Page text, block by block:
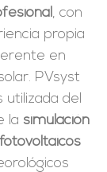
, con
propia
en
PVsyst
del
la simulación